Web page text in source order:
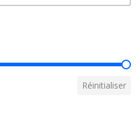
Réinitialiser